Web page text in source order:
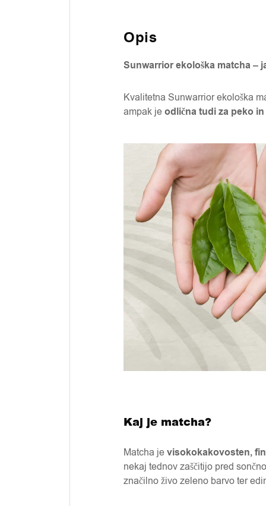
Opis
Sunwarrior ekološka matcha –
Kvalitetna Sunwarrior ekološka
ampak jeodlična tudi za peko
Kaj je matcha?
Matcha jevisokokakovosten,
nekaj tednov zaščitijo pred
značilno živo zeleno barvo ter